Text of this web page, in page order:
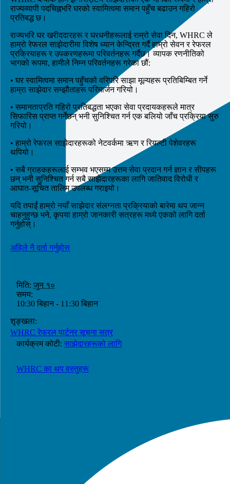
राज्यव्यापी पदचिह्नभरि घरको स्वामित्वमा समान पहुँच बढाउन गहिरो
प्रतिबद्ध छ।
राज्यभरि घर खरीददारहरू र घरधनीहरूलाई राम्रो सेवा दिन, WHRC ले
हाम्रो रेफरल साझेदारीमा विशेष ध्यान केन्द्रित गर्दै हाम्रो सेवन र रेफरल
प्रक्रियाहरू र उपकरणहरूमा परिवर्तनहरू गर्दैछ। व्यापक रणनीतिको
भागको रूपमा, हामीले निम्न परिवर्तनहरू गरेका छौं:
• घर स्वामित्वमा समान पहुँचको वरिपरि साझा मूल्यहरू प्रतिबिम्बित गर्ने
हाम्रा साझेदार सम्झौताहरू परिमार्जन गरियो।
• समानताप्रति गहिरो प्रतिबद्धता भएका सेवा प्रदायकहरूले मात्र
सिफारिस प्राप्त गर्नेछन् भनी सुनिश्चित गर्न एक बलियो जाँच प्रक्रिया सुरु
गरियो।
• हाम्रो रेफरल साझेदारहरूको नेटवर्कमा ऋण र रियल्टी पेशेवरहरू
थपियो।
• सबै ग्राहकहरूलाई सम्भव भएसम्म उत्तम सेवा प्रदान गर्न ज्ञान र सीपहरू
छन् भनी सुनिश्चित गर्न सबै साझेदारहरूका लागि जातिवाद विरोधी र
आघात-सूचित तालिम उपलब्ध गराइयो।
यदि तपाईं हाम्रो नयाँ साझेदार संलग्नता प्रक्रियाको बारेमा थप जान्न
चाहनुहुन्छ भने, कृपया हाम्रो जानकारी सत्रहरू मध्ये एकको लागि दर्ता
गर्नुहोस्।
अहिले नै दर्ता गर्नुहोस्
मिति: जुन १०
समय:
10:30 बिहान - 11:30 बिहान
शृङ्खला:
WHRC रेफरल पार्टनर सूचना सत्र
कार्यक्रम कोटी: साझेदारहरूको लागि
WHRC का थप वस्तुहरू